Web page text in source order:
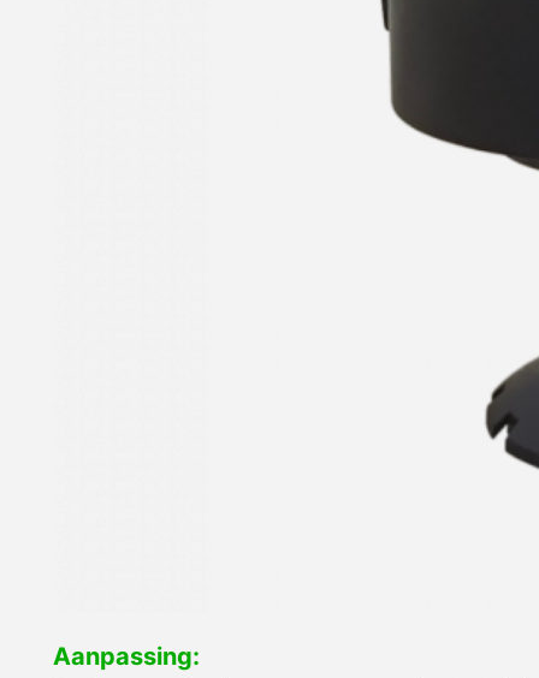
Aanpassing: